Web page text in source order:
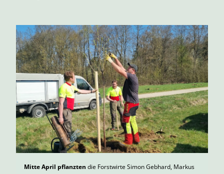
Mitte April pflanzten die Forstwirte Simon Gebhard, Markus